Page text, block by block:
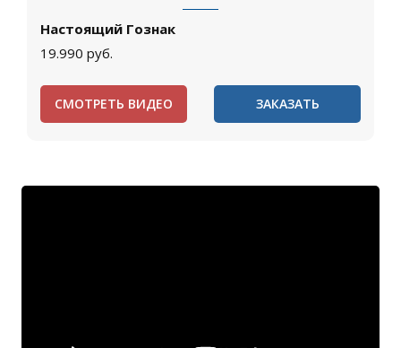
Настоящий Гознак
19.990 руб.
СМОТРЕТЬ ВИДЕО ЗАКАЗАТЬ